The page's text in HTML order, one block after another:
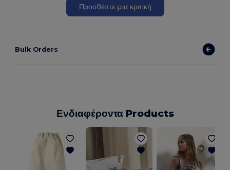
Προσθέστε μια κριτική
Bulk Orders
Ενδιαφέροντα Products